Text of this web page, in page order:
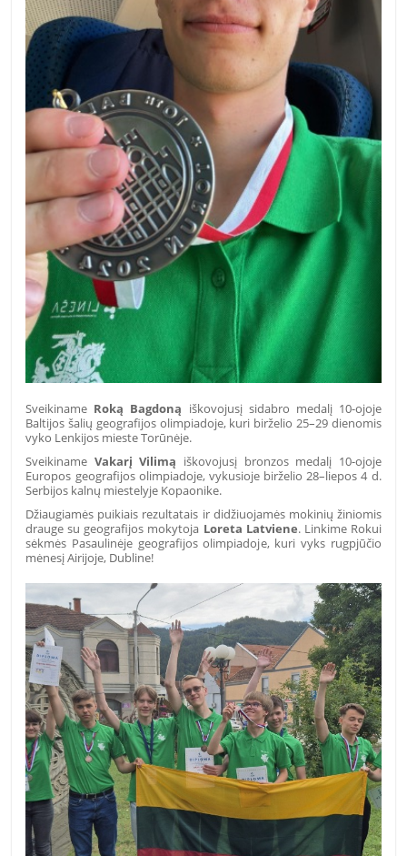
Sveikiname Roką Bagdoną iškovojusį sidabro medalį 10-ojoje
Baltijos šalių geografijos olimpiadoje, kuri birželio 25–29 dienomis
vyko Lenkijos mieste Torūnėje.
Sveikiname Vakarį Vilimą iškovojusį bronzos medalį 10-ojoje
Europos geografijos olimpiadoje, vykusioje birželio 28–liepos 4 d.
Serbijos kalnų miestelyje Kopaonike.
Džiaugiamės puikiais rezultatais ir didžiuojamės mokinių žiniomis
drauge su geografijos mokytoja Loreta Latviene. Linkime Rokui
sėkmės Pasaulinėje geografijos olimpiadoje, kuri vyks rugpjūčio
mėnesį Airijoje, Dubline!